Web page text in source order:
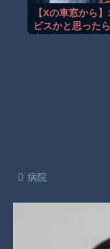
【動画】ビッ
【Xの車窓から
ビスかと思った
病院